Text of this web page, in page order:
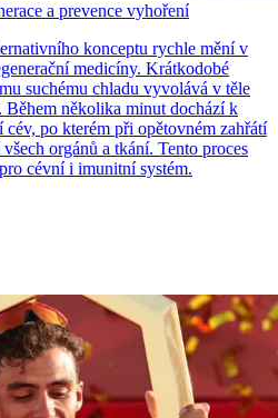
a prevence vyhoření
konceptu rychle mění v
medicíny. Krátkodobé
suchému chladu vyvolává v těle
několika minut dochází k
po kterém při opětovném zahřátí
orgánů a tkání. Tento proces
cévní i imunitní systém.